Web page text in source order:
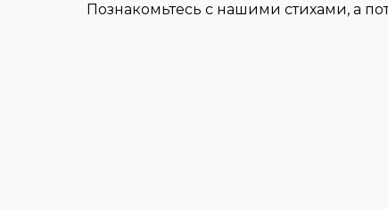
Познакомьтесь с нашими стихами, а